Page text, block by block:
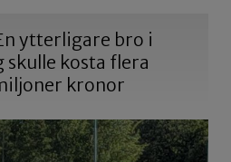
ytterligare bro i
skulle kosta flera
kronor